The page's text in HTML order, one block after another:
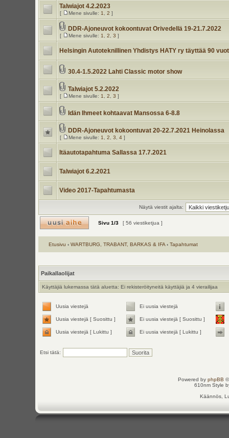
Talwiajot 4.2.2023
[ Mene sivulle: 1 2 ]
DDR-Ajoneuvot kokoontuvat Orivedellä 19-21.7.2022
[ Mene sivulle: 1 2 3 ]
Helsingin Autoteknillinen Yhdistys HATY ry täyttää 90
30.4-1.5.2022 Lahti Classic motor show
Talwiajot 5.2.2022
[ Mene sivulle: 1 2 3 ]
Idän Ihmeet kohtaavat Mansossa 6-8.8
DDR-Ajoneuvot kokoontuvat 20-22.7.2021 Heinolassa
[ Mene sivulle: 1 2 3 4]
Itäautotapahtuma Sallassa 17.7.2021
Talwiajot 6.2.2021
Video 2017-Tapahtumasta
Näytä viestit ajalta:
Sivu 1/3 [ 56 viestiketjua ]
Etusivu ‹ WARTBURG, TRABANT, BARKAS & IFA ‹ Tapahtumat
Paikallaolijat
Käyttäjiä lukemassa tätä aluetta: Ei rekisteröityneitä käyttäjiä ja 4 vierailijaa
Uusia viestejä Ei uusia viestejä
Uusia viestejä [ Suosittu ] Ei uusia viestejä [ Suosittu ]
Uusia viestejä [ Lukittu ] Ei uusia viestejä [ Lukittu ]
Etsi tätä:
Powered by phpBB
610nm Style
Käännös,